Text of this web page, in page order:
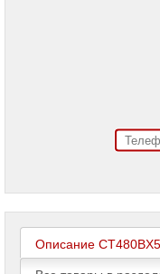
Name
Принтеры
плоттеры
МФУ
Описание